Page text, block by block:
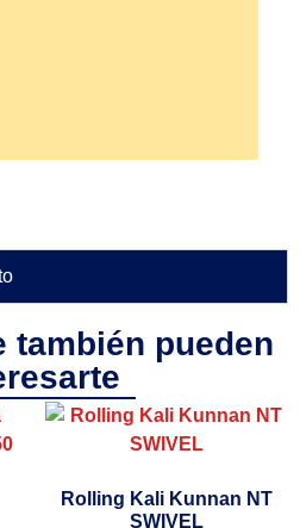
también pueden
Rolling Kali Kunnan NT
SWIVEL